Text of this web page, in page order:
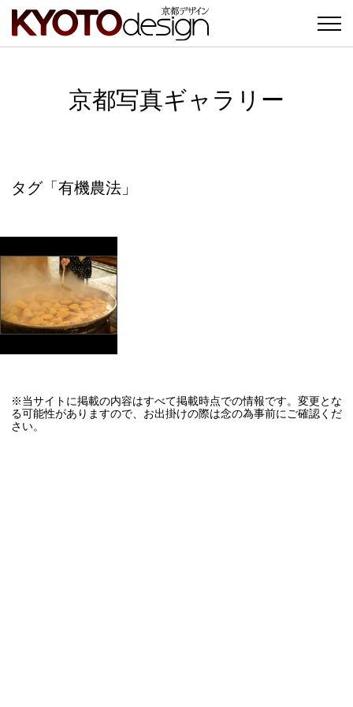
京都写真ギャラリー
タグ「有機農法」
※当サイトに掲載の内容はすべて掲載時点での情報です。変更とな
る可能性がありますので、お出掛けの際は念の為事前にご確認くだ
さい。